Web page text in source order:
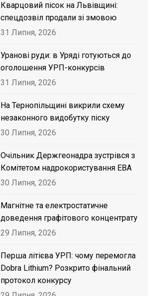
Кварцовий пісок на Львівщині:
спецдозвіл продали зі змовою
31 Липня, 2026
Уранові руди: в Уряді готуються до
оголошення УРП-конкурсів
31 Липня, 2026
На Тернопільщині викрили схему
незаконного видобутку піску
30 Липня, 2026
Очільник Держгеонадра зустрівся з
Комітетом надрокористування EBA
30 Липня, 2026
Магнітне та електростатичне
доведення графітового концентрату
29 Липня, 2026
Перша літієва УРП: чому перемогла
Dobra Lithium? Розкрито фінальний
протокол конкурсу